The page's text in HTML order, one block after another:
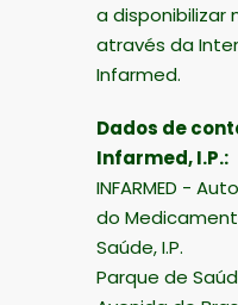
a disponibilizar
através da
Infarmed.
Dados de
Infarmed, I.P.:
INFARMED -
do
Saúde, I.P.
Parque de